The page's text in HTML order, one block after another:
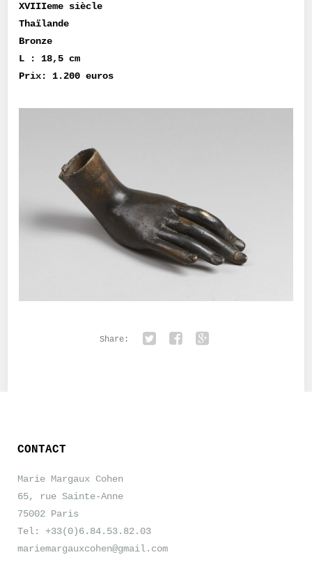
XVIIIeme siècle
Thaïlande
Bronze
L : 18,5 cm
Prix: 1.200 euros
Share:
CONTACT
Marie Margaux Cohen
65, rue Sainte-Anne
75002 Paris
Tel: +33(0)6.84.53.82.03
mariemargauxcohen@gmail.com